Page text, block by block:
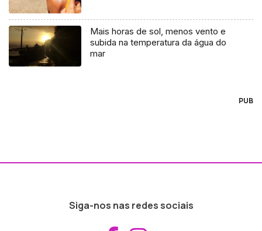
Mais horas de sol, menos vento e
subida na temperatura da água do
mar
PUB
Siga-nos nas redes sociais